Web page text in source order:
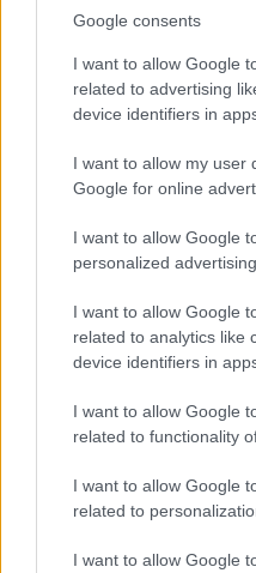
Google consents
I want to allow Google
related to advertising
device identifiers in
I want to allow my user
Google for online
I want to allow Google
personalized advertising.
I want to allow Google
related to analytics like
device identifiers in
I want to allow Google
related to functionality
I want to allow Google
related to
I want to allow Google
Condividi l'articolo
F
a
ce
b
o
o
k
T
w
it
te
r
Pi
n
te
re
st
h
s
A
p
p
NOTIZIE RECENTI
Sangue,
Delta Center
Meteo Olbia 9